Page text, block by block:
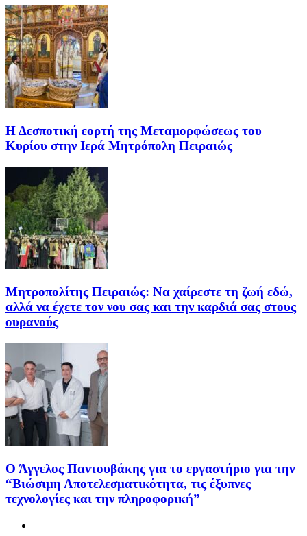
Η Δεσποτική εορτή της Μεταμορφώσεως του
Κυρίου στην Ιερά Μητρόπολη Πειραιώς
Μητροπολίτης Πειραιώς: Να χαίρεστε τη ζωή εδώ,
αλλά να έχετε τον νου σας και την καρδιά σας στους
ουρανούς
Ο Άγγελος Παντουβάκης για το εργαστήριο για την
“Βιώσιμη Αποτελεσματικότητα, τις έξυπνες
τεχνολογίες και την πληροφορική”